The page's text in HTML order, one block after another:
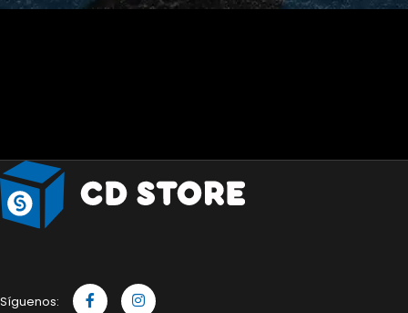
Síguenos: